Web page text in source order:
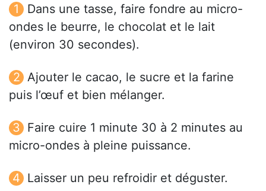
Dans une tasse, faire fondre au micro-
ondes le beurre, le chocolat et le lait
(environ 30 secondes).
Ajouter le cacao, le sucre et la farine
puis l’œuf et bien mélanger.
Faire cuire 1 minute 30 à 2 minutes au
micro-ondes à pleine puissance.
Laisser un peu refroidir et déguster.